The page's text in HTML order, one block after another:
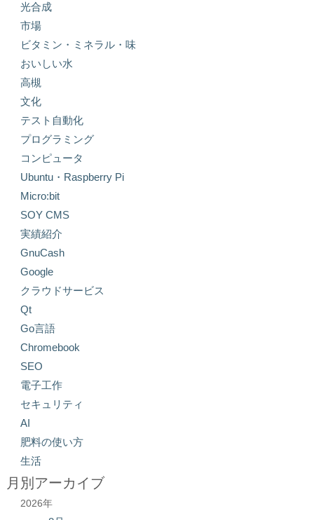
光合成
市場
ビタミン・ミネラル・味
おいしい水
高槻
文化
テスト自動化
プログラミング
コンピュータ
Ubuntu・Raspberry Pi
Micro:bit
SOY CMS
実績紹介
GnuCash
Google
クラウドサービス
Qt
Go言語
Chromebook
SEO
電子工作
セキュリティ
AI
肥料の使い方
生活
月別アーカイブ
2026年